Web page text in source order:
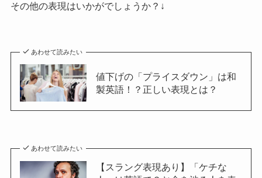
その他の表現はいかがでしょうか？↓
あわせて読みたい
値下げの「プライスダウン」は和
製英語！？正しい表現とは？
あわせて読みたい
【スラング表現あり】「ケチな